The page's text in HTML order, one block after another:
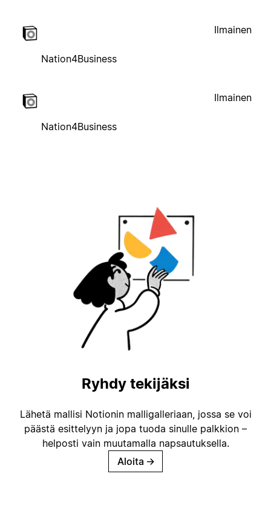
Nation4Business
Ilmainen
Nation4Business
Ilmainen
Ryhdy tekijäksi
Lähetä mallisi Notionin malligalleriaan, jossa se voi
päästä esittelyyn ja jopa tuoda sinulle palkkion –
helposti vain muutamalla napsautuksella.
Aloita →